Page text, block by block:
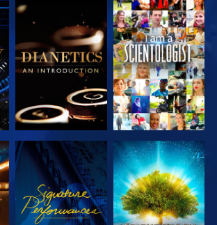
DÉCOUVRIR
LES SÉRIES
REGARDER
REGARDER
DÉCOUVRIR
LES SÉRIES